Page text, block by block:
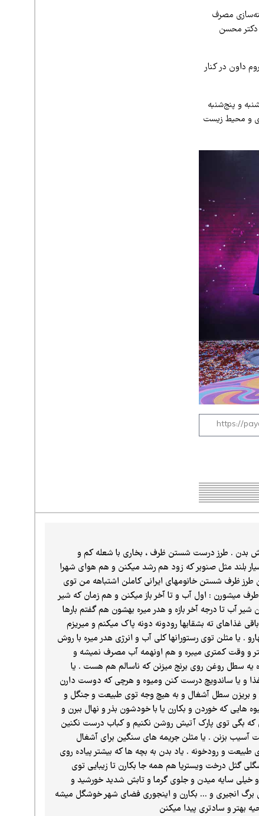
مصرف
دکتر محسن
داون در کنار
چهارشنبه و پنج‌شنبه
در حوزه انرژی و محیط‌ زیست
بدن . طرز درست شستن ظرف ، بخاری با شعله کم و
بلند مثل صنوبر که زود هم رشد میکنن و هم هوای شهرا
ظرف شستن خانومهای ایرانی کاملن اشتباهه من توی
میشورن : اول آب و تا آخر باز میکنن و هم زمان که شیر
آب تا درجه آخر بازه و هدر میره بهشون هم گفتم بارها
غذاهای ته بشقابها رو‌دونه دونه پاک میکنم و میریزم
. یا مثلن توی رستورانها کلی آب و انرژی هدر میره با روش
و‌ وقت کمتری میبره و هم اونهمه آب مصرف نمیشه و
یه سطل روغن روی برنج میزنن که ناسالم هم هست . یا
و یا ساندویچ درست کنن و‌میوه و هرچی که دوست دارن
و بریزن سطل آشغال و به هیچ وجه توی طبیعت و جنگل و
هایی که خوردن و بکارن یا با خودشون بذر و نهال ببرن و
که بگی توی پارک آتیش روشن نکنیم و کباب درست نکنین
آسیب بزنن . یا مثلن جریمه های سنگین برای آشغال
طبیعت و رودخونه . یاد بدن به بچه ها که بیشتر پیاده روی
گثل درخت ویستریا هم همه جا بکارن تا زیبایی توی
و خیلی سایه میدن و جلوی گرما و تابش شدید خورشید و
برگ انجیری و ... بکارن و اینجوری فضای شهر خوشگل میشه
بهتر و سادتری پیدا میکنن